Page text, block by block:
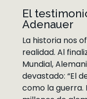
El
Adenauer
La historia nos
realidad. Al
Mundial,
devastado: “El
como la guerra.